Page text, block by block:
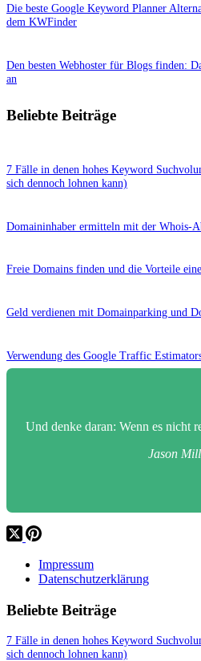
Die beste Google Keyword Planner
dem KWFinder
Den besten Webhoster für Blogs finden:
an
Beliebte Beiträge
7 Fälle in denen hohes Keyword
sich dennoch lohnen kann)
Domaininhaber ermitteln mit der Whois-
Freie Domains finden und die Vorteile
Geld verdienen mit Domainparking und
Verwendung des Google Traffic
Und denke daran: Wenn es nicht
Jason
Impressum
Datenschutzerklärung
Beliebte Beiträge
7 Fälle in denen hohes Keyword
sich dennoch lohnen kann)